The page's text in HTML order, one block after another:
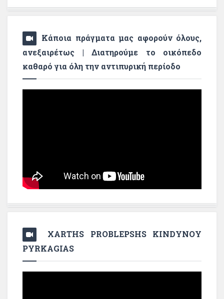
Κάποια πράγματα μας αφορούν όλους,
ανεξαιρέτως | Διατηρούμε το οικόπεδο
καθαρό για όλη την αντιπυρική περίοδο
XARTHS PROBLEPSHS KINDYNOY
PYRKAGIAS